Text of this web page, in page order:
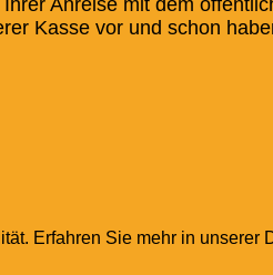
Anreise mit dem
Kasse vor und schon
Erfahren Sie mehr in